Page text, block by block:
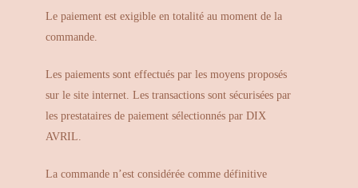
Le paiement est exigible en totalité au moment de la
commande.
Les paiements sont effectués par les moyens proposés
sur le site internet. Les transactions sont sécurisées par
les prestataires de paiement sélectionnés par DIX
AVRIL.
La commande n’est considérée comme définitive